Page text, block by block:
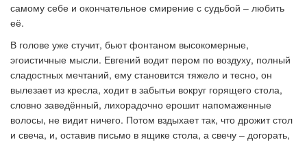
самому себе и окончательное смирение с судьбой – любить
её.
В голове уже стучит, бьют фонтаном высокомерные,
эгоистичные мысли. Евгений водит пером по воздуху, полный
сладостных мечтаний, ему становится тяжело и тесно, он
вылезает из кресла, ходит в забытьи вокруг горящего стола,
словно заведённый, лихорадочно ерошит напомаженные
волосы, не видит ничего. Потом вздыхает так, что дрожит стол
и свеча, и, оставив письмо в ящике стола, а свечу – догорать,